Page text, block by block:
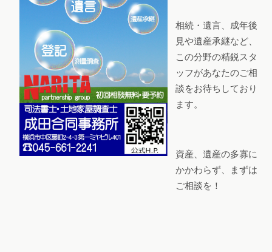
相続・遺言、成年後
見や遺産承継など、
この分野の精鋭スタ
ッフがあなたのご相
談をお待ちしており
ます。
資産、遺産の多寡に
かかわらず、まずは
ご相談を！